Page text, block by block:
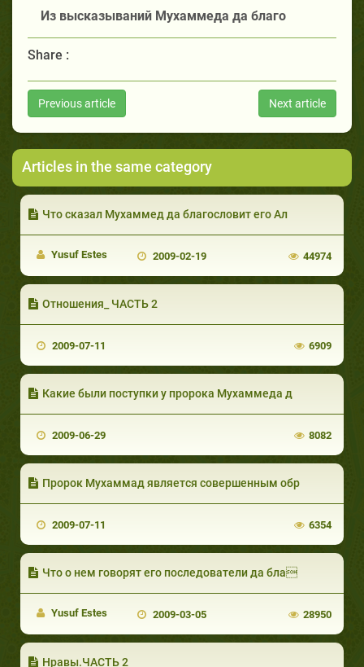
Из высказываний Мухаммеда да благо
Share :
Previous article Next article
Articles in the same category
Что сказал Мухаммед да благословит его Ал
Yusuf Estes 2009-02-19 44974
Отношения_ ЧАСТЬ 2
2009-07-11 6909
Какие были поступки у пророка Мухаммеда д
2009-06-29 8082
Пророк Мухаммад является совершенным обр
2009-07-11 6354
Что о нем говорят его последователи да бла
Yusuf Estes 2009-03-05 28950
Нравы.ЧАСТЬ 2